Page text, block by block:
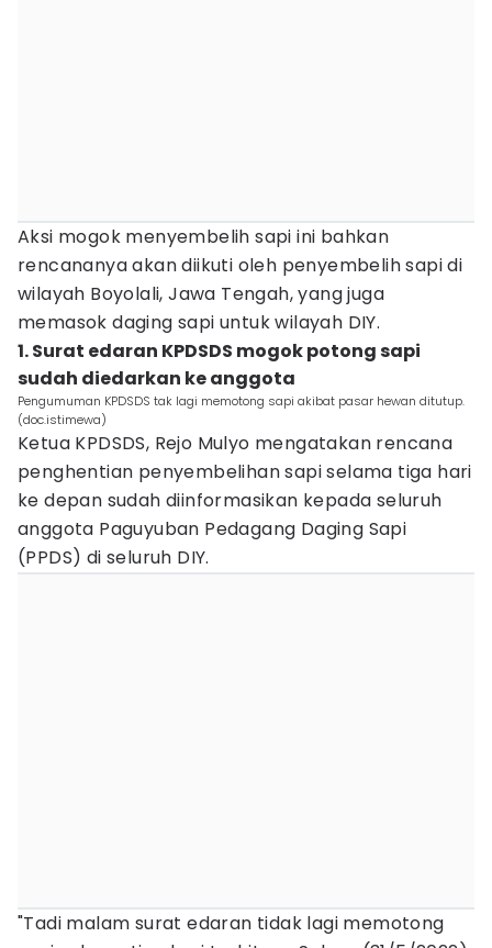
Aksi mogok menyembelih sapi ini bahkan
rencananya akan diikuti oleh penyembelih sapi di
wilayah Boyolali, Jawa Tengah, yang juga
memasok daging sapi untuk wilayah DIY.
1. Surat edaran KPDSDS mogok potong sapi
sudah diedarkan ke anggota‎
Pengumuman KPDSDS tak lagi memotong sapi akibat pasar hewan ditutup.
(doc.istimewa)
Ketua KPDSDS, Rejo Mulyo mengatakan rencana
penghentian penyembelihan sapi selama tiga hari
ke depan sudah diinformasikan kepada seluruh
anggota Paguyuban Pedagang Daging Sapi
(PPDS) di seluruh DIY.
"Tadi malam surat edaran tidak lagi memotong